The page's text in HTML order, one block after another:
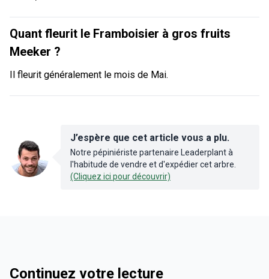
Quant fleurit le Framboisier à gros fruits
Meeker ?
Il fleurit généralement le mois de Mai.
J’espère que cet article vous a plu.
Notre pépiniériste partenaire Leaderplant à
l'habitude de vendre et d'expédier cet arbre.
(Cliquez ici pour découvrir)
Continuez votre lecture